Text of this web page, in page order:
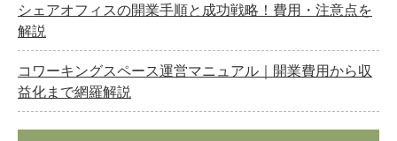
シェアオフィスの開業手順と成功戦略！費用・注意点を
解説
コワーキングスペース運営マニュアル｜開業費用から収
益化まで網羅解説